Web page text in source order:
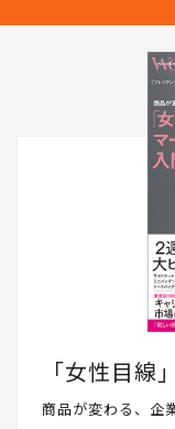
「女性目線
商品が変わる、企